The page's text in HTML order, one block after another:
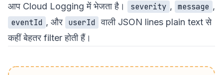
आप Cloud Logging में भेजता है।
severity , message ,
eventId , और userId वाली JSON lines plain text से
कहीं बेहतर filter होती हैं।